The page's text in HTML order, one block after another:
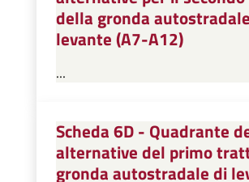
della gronda
levante (A7-A12)
...
Scheda 6D - Quadrante
alternative del primo
gronda autostradale di